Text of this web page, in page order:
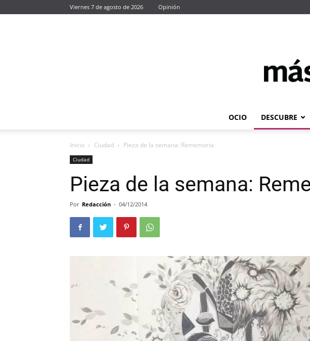
Viernes 7 de agosto de 2026 Opinión
OCIO DESCUBRE
Inicio Ciudad Pieza de la semana: Rememoria
Ciudad
Pieza de la semana:
Por Redacción - 04/12/2014